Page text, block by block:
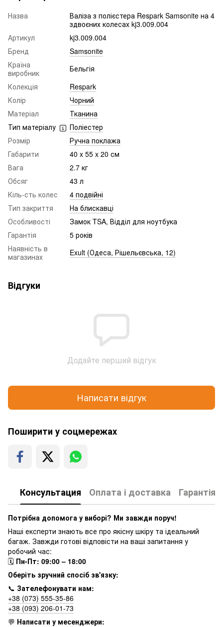
Назва
Валіза з полієстера Respark Samsonite на 4
здвоєних колесах kj3.009.004
Артикул
kj3.009.004
Бренд
Samsonite
Країна
виробник
Бельгія
Колекція
Respark
Колір
Чорний
Матеріал
Тканина
Тип матеріалу
Поліестер
Розмір
Ручна поклажа
Габарити
40 x 55 x 20 см
Вага
2.7 кг
Обсяг
43 л
Кіль-сть колес
4 подвійні
Тип закриття
На блискавці
Особливості
Замок TSA, Відділ для ноутбука
Гарантія
5 років
Наявність в
магазинах
Exult (Одеса, Рішельєвська, 12)
Відгуки
Додайте перший відгук
Написати відгук
Поширити у соцмережах
Консультация Оплата і доставка Гарантія
Потрібна допомога у виборі? Ми завжди поруч!
Наші експерти знають все про якісну шкіру та ідеальний
багаж. Завжди готові відповісти на ваші запитання у
робочий час:
🗓 Пн-Пт: 09:00 – 18:00
Оберіть зручний спосіб зв'язку:
📞 Зателефонувати нам:
+38 (073) 555-35-86
+38 (093) 206-01-73
💬 Написати у месенджери: